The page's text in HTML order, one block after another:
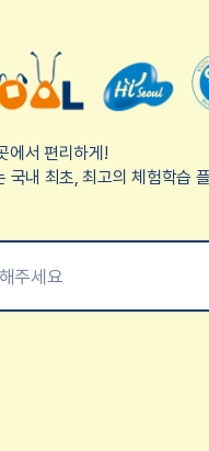
에서 편리하게!
국내 최초, 최고의 체험학습